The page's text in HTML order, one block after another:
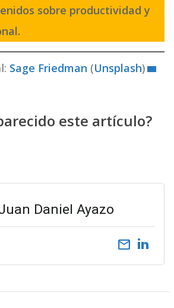
sobre productividad y
Sage Friedman (Unsplash)
este artículo?
Daniel Ayazo
email